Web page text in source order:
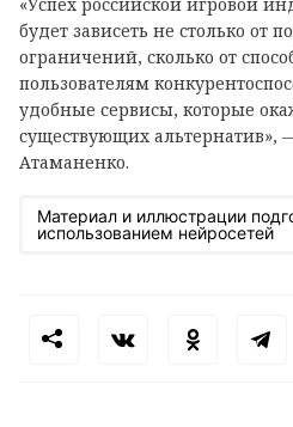
будет зависеть не столько от
ограничений, сколько от
пользователям
удобные сервисы, которые
существующих альтернатив»,
Атаманенко.
Материал и иллюстрации
использованием нейросетей